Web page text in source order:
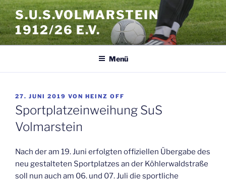
Zum
Inhalt
springen
S.U.S.VOLMARSTEIN
1912/26 E.V.
Menü
VERÖFFENTLICHT
AM
27. JUNI 2019 VON HEINZ OFF
Sportplatzeinweihung SuS
Volmarstein
Nach der am 19. Juni erfolgten offiziellen Übergabe des
neu gestalteten Sportplatzes an der Köhlerwaldstraße
soll nun auch am 06. und 07. Juli die sportliche